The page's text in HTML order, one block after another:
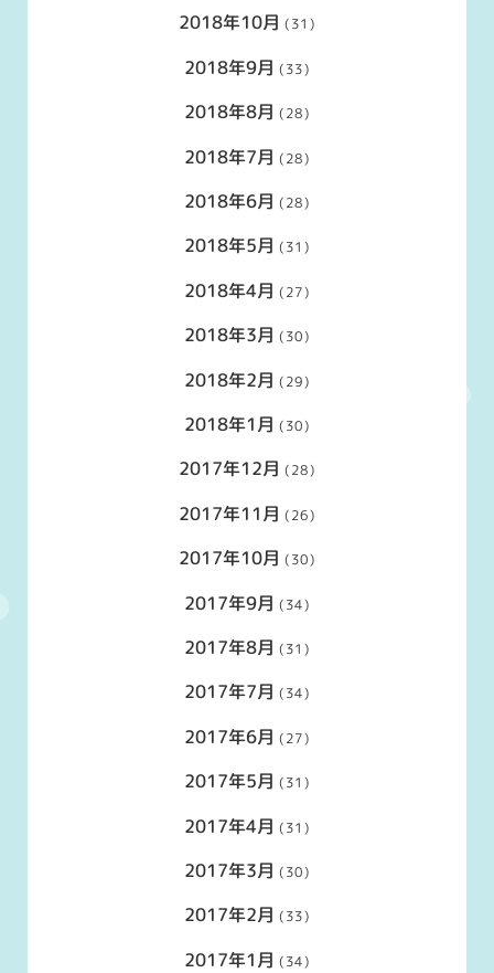
2018年10月 (31)
2018年9月 (33)
2018年8月 (28)
2018年7月 (28)
2018年6月 (28)
2018年5月 (31)
2018年4月 (27)
2018年3月 (30)
2018年2月 (29)
2018年1月 (30)
2017年12月 (28)
2017年11月 (26)
2017年10月 (30)
2017年9月 (34)
2017年8月 (31)
2017年7月 (34)
2017年6月 (27)
2017年5月 (31)
2017年4月 (31)
2017年3月 (30)
2017年2月 (33)
2017年1月 (34)